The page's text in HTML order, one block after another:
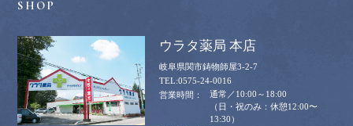
ウラタ薬局 本店
岐阜県関市鋳物師屋3-2-7
0575-24-0016
通常／10:00～18:00
（日・祝のみ：休憩12:00〜
13:30）